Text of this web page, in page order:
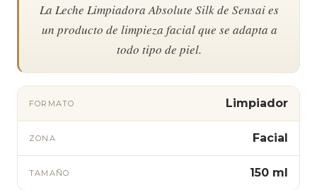
La Leche Limpiadora Absolute Silk de Sensai es
un producto de limpieza facial que se adapta a
todo tipo de piel.
FORMATO Limpiador
ZONA Facial
TAMAÑO 150 ml